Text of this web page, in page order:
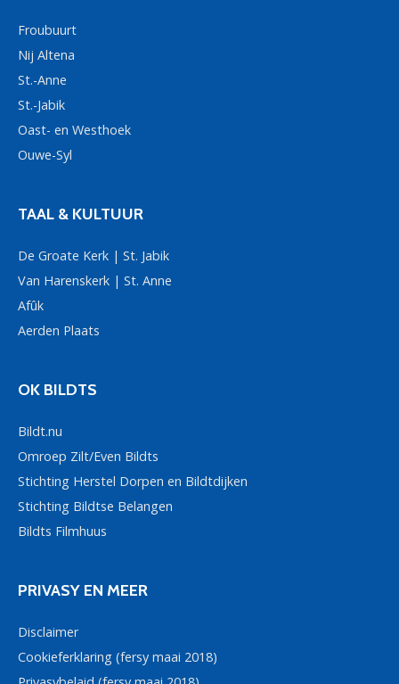
Froubuurt
Nij Altena
St.-Anne
St.-Jabik
Oast- en Westhoek
Ouwe-Syl
TAAL & KULTUUR
De Groate Kerk | St. Jabik
Van Harenskerk | St. Anne
Afûk
Aerden Plaats
OK BILDTS
Bildt.nu
Omroep Zilt/Even Bildts
Stichting Herstel Dorpen en Bildtdijken
Stichting Bildtse Belangen
Bildts Filmhuus
PRIVASY EN MEER
Disclaimer
Cookieferklaring (fersy maai 2018)